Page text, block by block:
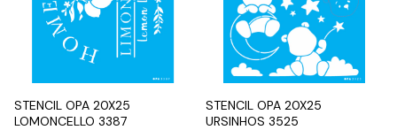
STENCIL OPA 20X25
LOMONCELLO 3387
STENCIL OPA 20X25
URSINHOS 3525